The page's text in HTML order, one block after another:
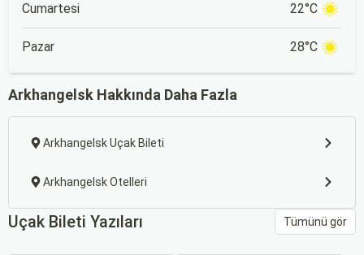
Cumartesi 22°C
Pazar 28°C
Arkhangelsk Hakkında Daha Fazla
Arkhangelsk Uçak Bileti
Arkhangelsk Otelleri
Uçak Bileti Yazıları Tümünü gör